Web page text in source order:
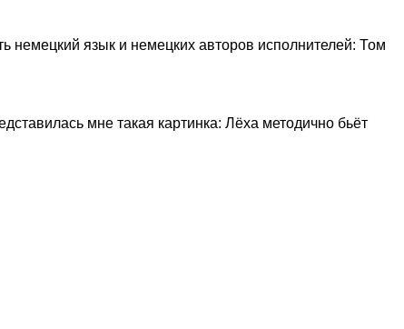
немецкий язык и немецких авторов исполнителей: Том
мне такая картинка: Лёха методично бьёт